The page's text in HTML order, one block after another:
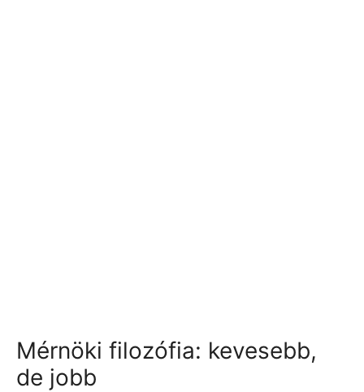
Mérnöki filozófia: kevesebb,
de jobb